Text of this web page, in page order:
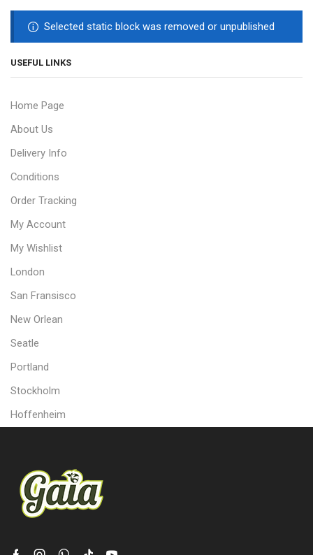
Selected static block was removed or unpublished
USEFUL LINKS
Home Page
About Us
Delivery Info
Conditions
Order Tracking
My Account
My Wishlist
London
San Fransisco
New Orlean
Seatle
Portland
Stockholm
Hoffenheim